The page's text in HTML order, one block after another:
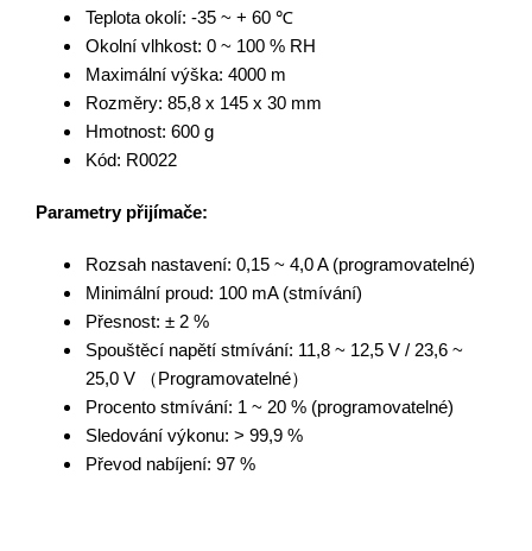
Teplota okolí: -35 ~ + 60 ℃
Okolní vlhkost: 0 ~ 100 % RH
Maximální výška: 4000 m
Rozměry: 85,8 x 145 x 30 mm
Hmotnost: 600 g
Kód: R0022
Parametry přijímače:
Rozsah nastavení: 0,15 ~ 4,0 A (programovatelné)
Minimální proud: 100 mA (stmívání)
Přesnost: ± 2 %
Spouštěcí napětí stmívání: 11,8 ~ 12,5 V / 23,6 ~
25,0 V （Programovatelné）
Procento stmívání: 1 ~ 20 % (programovatelné)
Sledování výkonu: > 99,9 %
Převod nabíjení: 97 %